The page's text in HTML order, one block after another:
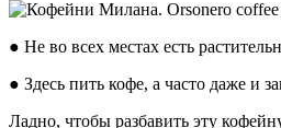
● Не во всех местах есть
● Здесь пить кофе, а часто даже и
Ладно, чтобы разбавить эту